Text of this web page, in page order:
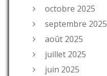
octobre 2025
septembre 2025
août 2025
juillet 2025
juin 2025